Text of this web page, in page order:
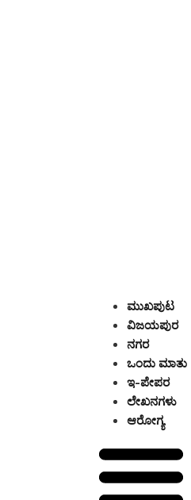
ಮುಖಪುಟ
ವಿಜಯಪುರ
ನಗರ
ಒಂದು ಮಾತು
ಇ-ಪೇಪರ
ಲೇಖನಗಳು
ಆರೋಗ್ಯ